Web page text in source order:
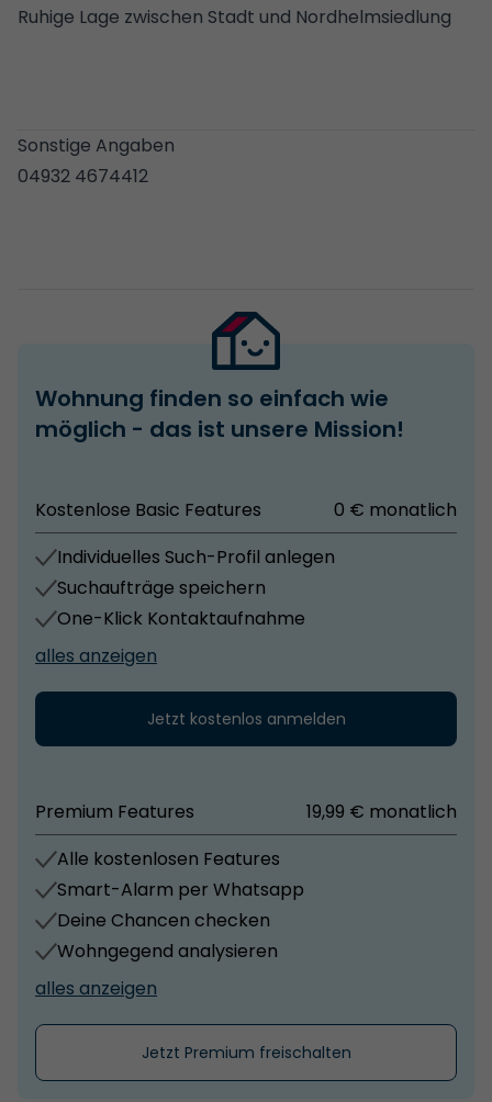
Ruhige Lage zwischen Stadt und Nordhelmsiedlung
Sonstige Angaben
04932 4674412
Wohnung finden so einfach wie
möglich - das ist unsere Mission!
Kostenlose Basic Features
0 € monatlich
Individuelles Such-Profil anlegen
Suchaufträge speichern
One-Klick Kontaktaufnahme
alles anzeigen
Jetzt kostenlos anmelden
Premium Features
19,99 € monatlich
Alle kostenlosen Features
Smart-Alarm per Whatsapp
Deine Chancen checken
Wohngegend analysieren
alles anzeigen
Jetzt Premium freischalten